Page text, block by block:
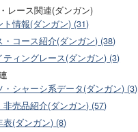
レース関連(ダンガン)
ト情報(ダンガン) (31)
・コース紹介(ダンガン) (38)
ティングレース(ダンガン) (3)
・シャーシ系データ(ダンガン) (3)
非売品紹介(ダンガン) (57)
表(ダンガン) (8)